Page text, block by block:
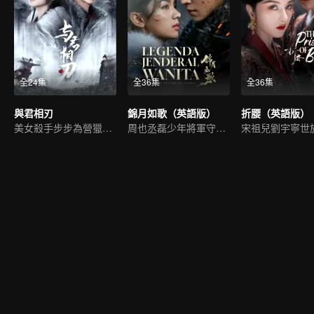
全24集
與君相刃
美女殺手步步為營獵愛皇子
全36集
錦月如歌（英語版）
周也丞磊少年將軍守護家國
全36集
折腰（英語版）
宋祖兒劉宇寧世